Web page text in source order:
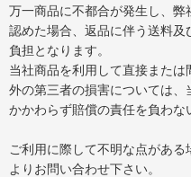
万一商品に不都合が発生し、
認めた場合、返品に伴う送料
負担となります。
当社商品を利用して直接また
外の第三者の損害については
かかわらず賠償の責任を負わな
ご利用に際して不明な点があ
よりお問い合わせ下さい。